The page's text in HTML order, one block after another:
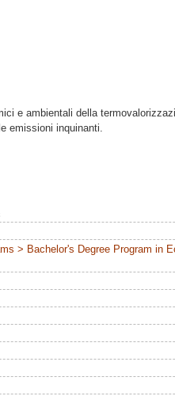
e ambientali della
emissioni inquinanti.
> Bachelor's Degree Program in